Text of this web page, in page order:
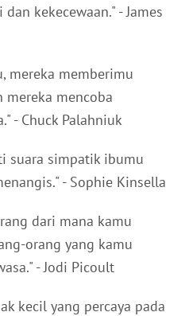
kekecewaan." - James
mereka memberimu
mencoba
- Chuck Palahniuk
suara simpatik ibumu
- Sophie Kinsella
dari mana kamu
orang yang kamu
- Jodi Picoult
kecil yang percaya pada